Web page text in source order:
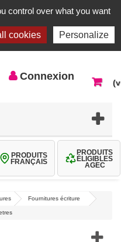
Contactez-nous
Connexion
PRODUITS
FRANÇAIS
PRODUITS
ÉLIGIBLES
AGEC
Fournitures écriture
control over what you want
cookies Personalize